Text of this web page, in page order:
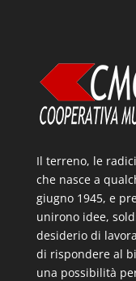
Il terreno, le
che nasce a
giugno 1945, e
unirono idee,
desiderio di
di rispondere al
una possibilità